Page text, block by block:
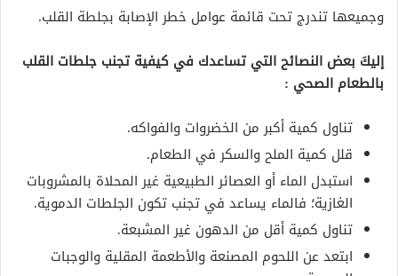
وجميعها تندرج تحت قائمة عوامل خطر الإصابة بجلطة القلب.
إليكَ بعض النصائح التي تساعدك في كيفية تجنب جلطات القلب
بالطعام الصحي :
تناول كمية أكبر من الخضروات والفواكه.
قلل كمية الملح والسكر في الطعام.
استبدل الماء أو العصائر الطبيعية غير المحلاة بالمشروبات
الغازية؛ فالماء يساعد في تجنب تكون الجلطات الدموية.
تناول كمية أقل من الدهون غير المشبعة.
ابتعد عن اللحوم المصنعة والأطعمة المقلية والوجبات